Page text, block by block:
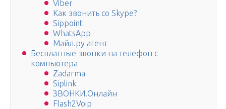
Viber
Как звонить со Skype?
Sippoint
WhatsApp
Майл.ру агент
Бесплатные звонки на телефон с
компьютера
Zadarma
Siplink
ЗВОНКИ.Онлайн
Flash2Voip